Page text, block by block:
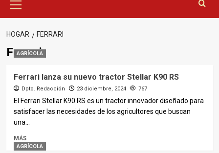
principal
HOGAR FERRARI
Ferrari
AGRÍCOLA
Ferrari lanza su nuevo tractor Stellar K90 RS
Dpto. Redacción 23 diciembre, 2024 767
El Ferrari Stellar K90 RS es un tractor innovador diseñado para
satisfacer las necesidades de los agricultores que buscan
una...
MÁS
AGRÍCOLA